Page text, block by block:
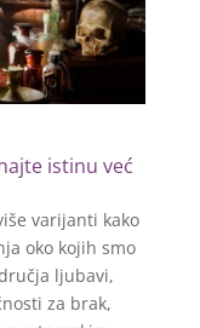
istinu već
varijanti kako
oko kojih smo
ljubavi,
za brak,